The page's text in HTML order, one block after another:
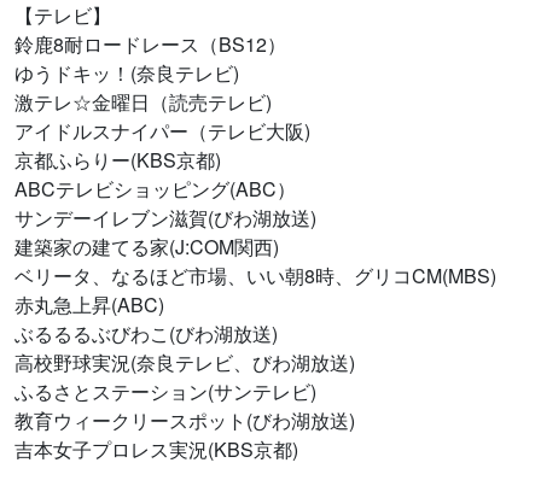
【テレビ】
鈴鹿8耐ロードレース（BS12）
ゆうドキッ！(奈良テレビ)
激テレ☆金曜日（読売テレビ)
アイドルスナイパー（テレビ大阪)
京都ふらりー(KBS京都)
ABCテレビショッピング(ABC）
サンデーイレブン滋賀(びわ湖放送)
建築家の建てる家(J:COM関西)
ベリータ、なるほど市場、いい朝8時、グリコCM(MBS)
赤丸急上昇(ABC)
ぶるるるぶびわこ(びわ湖放送)
高校野球実況(奈良テレビ、びわ湖放送)
ふるさとステーション(サンテレビ)
教育ウィークリースポット(びわ湖放送)
吉本女子プロレス実況(KBS京都)